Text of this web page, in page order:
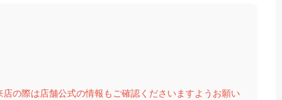
の際は店舗公式の情報もご確認くださいますようお願い